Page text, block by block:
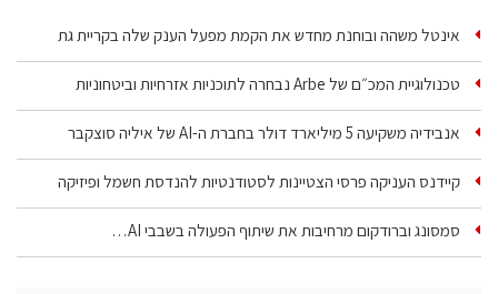
אינטל משהה ובוחנת מחדש את הקמת מפעל הענק שלה בקריית גת
טכנולוגיית המכ״ם של Arbe נבחרה לתוכניות אזרחיות וביטחוניות
אנבידיה משקיעה 5 מיליארד דולר בחברת ה-AI של איליה סוצקבר
קיידנס העניקה פרסי הצטיינות לסטודנטיות להנדסת חשמל ופיזיקה
סמסונג וברודקום מרחיבות את שיתוף הפעולה בשבבי AI…